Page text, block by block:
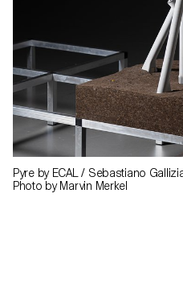
Pyre by ECAL / Sebastiano
Photo by Marvin Merkel